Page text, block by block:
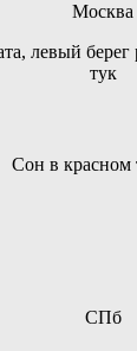
Москва
левый
тук
Сон в красном
СПб